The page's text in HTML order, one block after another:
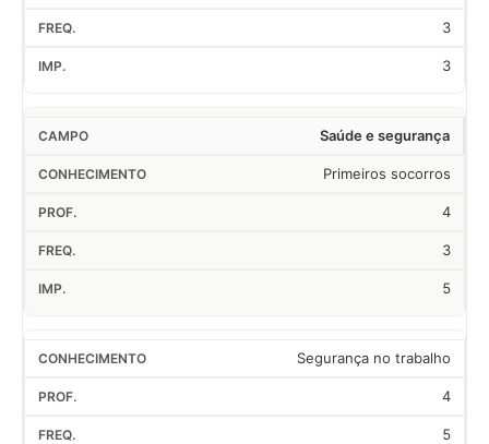
3
3
Saúde e segurança
Primeiros socorros
4
3
5
Segurança no trabalho
4
5